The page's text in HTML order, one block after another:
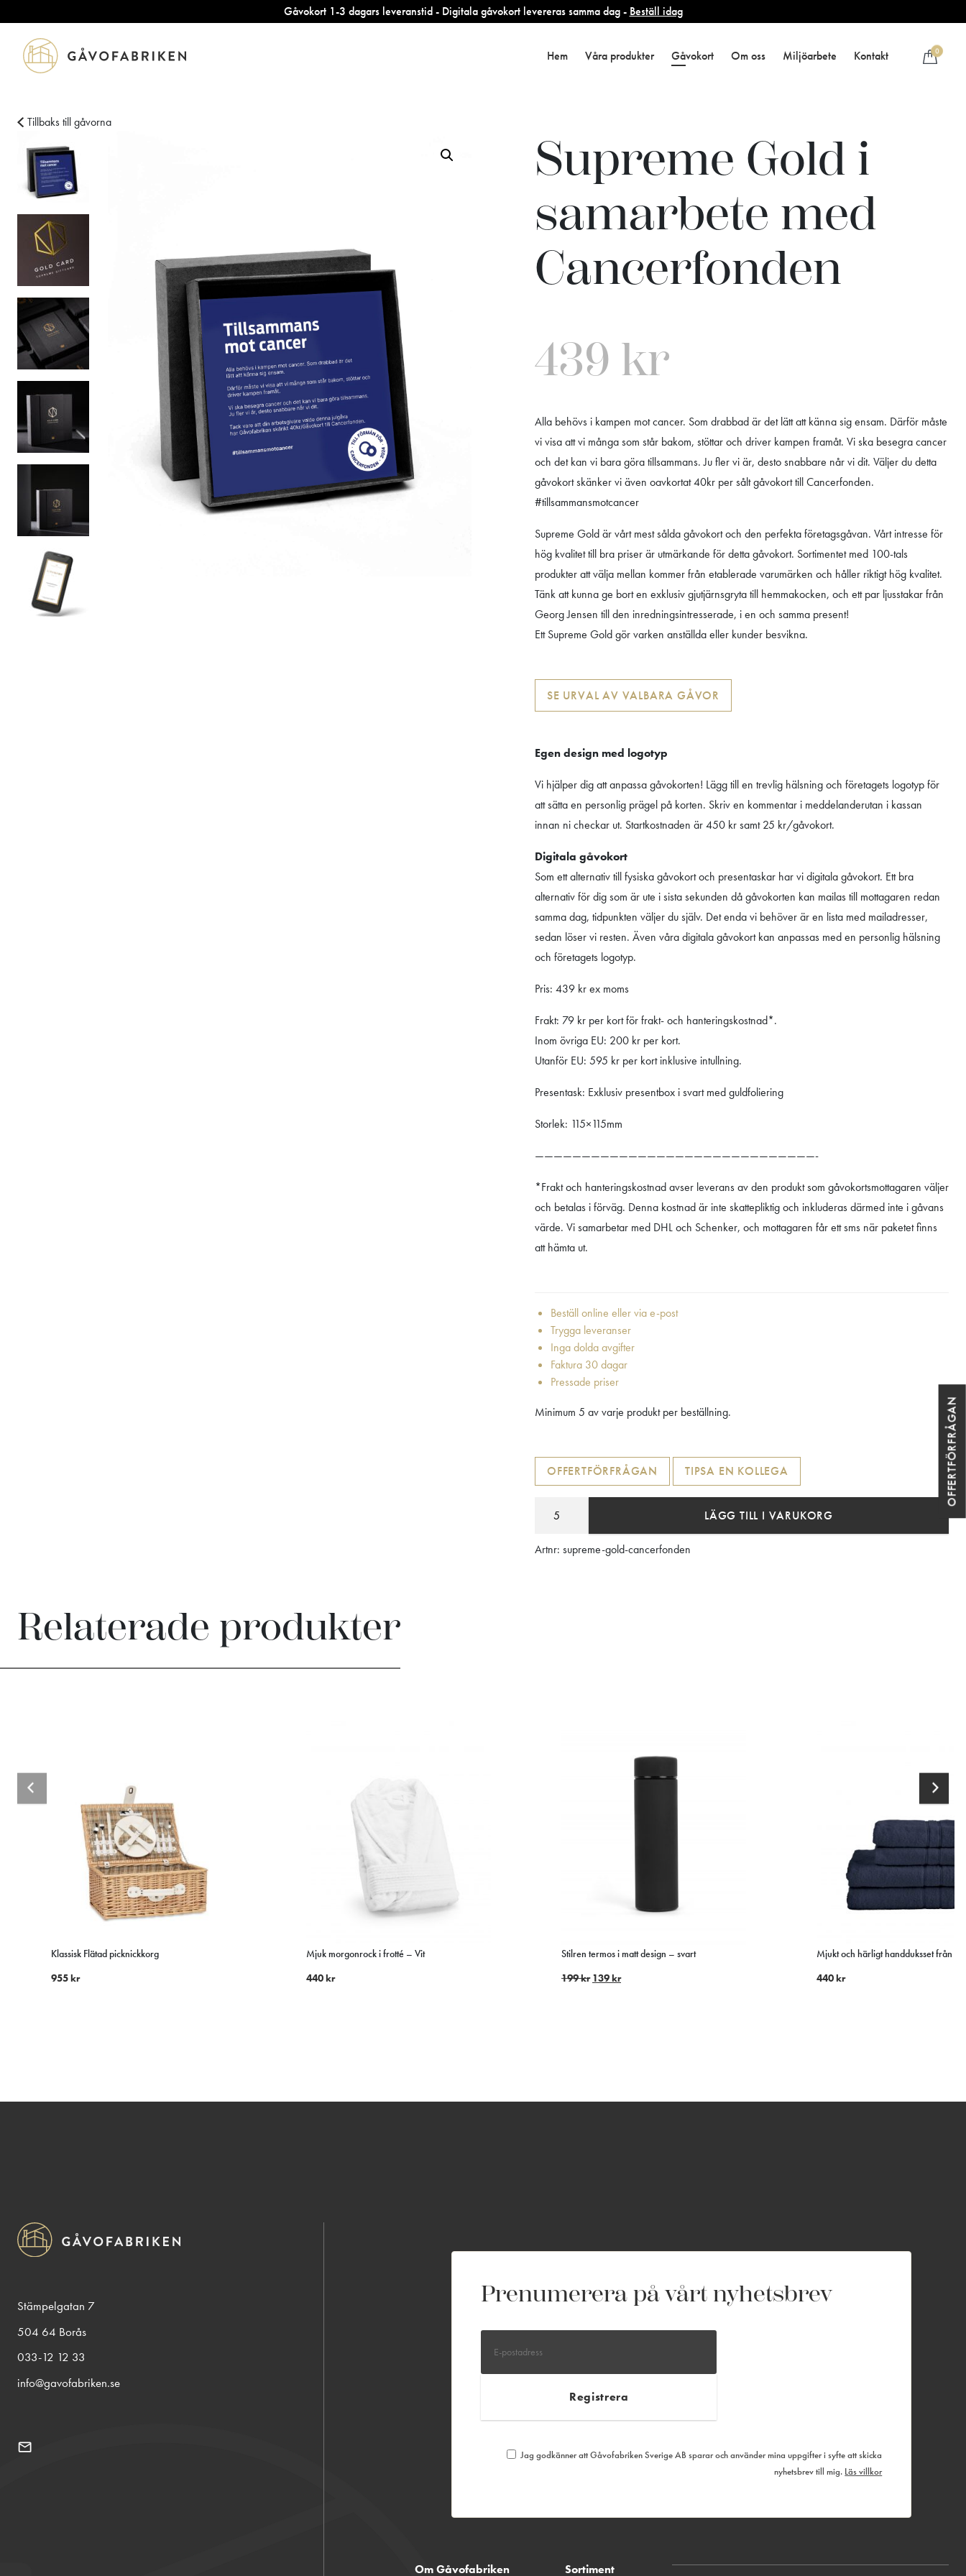
Gåvokort 1-3 dagars leveranstid - Digitala gåvokort levereras samma dag - Beställ idag
Hem Våra produkter Gåvokort Om oss Miljöarbete Kontakt 0
Tillbaks till gåvorna
Supreme Gold i
samarbete med
Cancerfonden
439 kr
Alla behövs i kampen mot cancer. Som drabbad är det lätt att känna sig ensam. Därför måste
vi visa att vi många som står bakom, stöttar och driver kampen framåt. Vi ska besegra cancer
och det kan vi bara göra tillsammans. Ju fler vi är, desto snabbare når vi dit. Väljer du detta
gåvokort skänker vi även oavkortat 40kr per sålt gåvokort till Cancerfonden.
#tillsammansmotcancer
Supreme Gold är vårt mest sålda gåvokort och den perfekta företagsgåvan. Vårt intresse för
hög kvalitet till bra priser är utmärkande för detta gåvokort. Sortimentet med 100-tals
produkter att välja mellan kommer från etablerade varumärken och håller riktigt hög kvalitet.
Tänk att kunna ge bort en exklusiv gjutjärnsgryta till hemmakocken, och ett par ljusstakar från
Georg Jensen till den inredningsintresserade, i en och samma present!
Ett Supreme Gold gör varken anställda eller kunder besvikna.
SE URVAL AV VALBARA GÅVOR
Egen design med logotyp
Vi hjälper dig att anpassa gåvokorten! Lägg till en trevlig hälsning och företagets logotyp för
att sätta en personlig prägel på korten. Skriv en kommentar i meddelanderutan i kassan
innan ni checkar ut. Startkostnaden är 450 kr samt 25 kr/gåvokort.
Digitala gåvokort
Som ett alternativ till fysiska gåvokort och presentaskar har vi digitala gåvokort. Ett bra
alternativ för dig som är ute i sista sekunden då gåvokorten kan mailas till mottagaren redan
samma dag, tidpunkten väljer du själv. Det enda vi behöver är en lista med mailadresser,
sedan löser vi resten. Även våra digitala gåvokort kan anpassas med en personlig hälsning
och företagets logotyp.
Pris: 439 kr ex moms
Frakt: 79 kr per kort för frakt- och hanteringskostnad*.
Inom övriga EU: 200 kr per kort.
Utanför EU: 595 kr per kort inklusive intullning.
Presentask: Exklusiv presentbox i svart med guldfoliering
Storlek: 115×115mm
——————————————————————————————-
*Frakt och hanteringskostnad avser leverans av den produkt som gåvokortsmottagaren väljer
och betalas i förväg. Denna kostnad är inte skattepliktig och inkluderas därmed inte i gåvans
värde. Vi samarbetar med DHL och Schenker, och mottagaren får ett sms när paketet finns
att hämta ut.
Beställ online eller via e-post
Trygga leveranser
Inga dolda avgifter
Faktura 30 dagar
Pressade priser
Minimum 5 av varje produkt per beställning.
OFFERTFÖRFRÅGAN TIPSA EN KOLLEGA
LÄGG TILL I VARUKORG
Artnr: supreme-gold-cancerfonden
Relaterade produkter
Klassisk Flätad picknickkorg
955kr
Mjuk morgonrock i frotté – Vit
440kr
Stilren termos i matt design – svart
199kr 139kr
Mjukt och härligt handduksset från
440kr
Stämpelgatan 7
504 64 Borås
033-12 12 33
info@gavofabriken.se
Prenumerera på vårt nyhetsbrev
Jag godkänner att Gåvofabriken Sverige AB sparar och använder mina uppgifter i syfte att skicka
nyhetsbrev till mig. Läs villkor
Om Gåvofabriken Sortiment
OFFERTFÖRFRÅGAN